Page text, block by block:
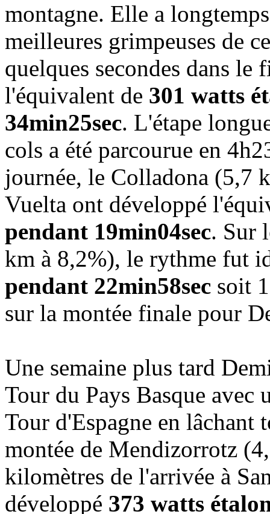
montagne. Elle a
meilleures grimpeuses de
quelques secondes dans
l'équivalent de 301 watts
34min25sec. L'étape
cols a été parcourue en
journée, le Colladona (5,7
Vuelta ont développé
pendant 19min04sec. Sur
km à 8,2%), le rythme fut
pendant 22min58sec soit
sur la montée finale pour
Une semaine plus tard
Tour du Pays Basque avec
Tour d'Espagne en lâchant
montée de Mendizorrotz
kilomètres de l'arrivée à
développé 373 watts